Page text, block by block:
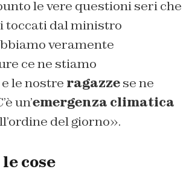
le vere questioni seri che
toccati dal ministro
veramente
ce ne stiamo
e le nostre ragazzese ne
un’emergenza climatica
del giorno».
cose